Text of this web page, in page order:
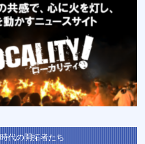
時代の開拓者たち